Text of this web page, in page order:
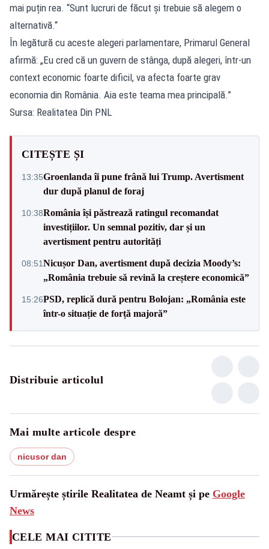
mai puțin rea. “Sunt lucruri de făcut și trebuie să alegem o
alternativă.“
În legătură cu aceste alegeri parlamentare, Primarul General
afirmă: „Eu cred că un guvern de stânga, după alegeri, într-un
context economic foarte dificil, va afecta foarte grav
economia din România. Aia este teama mea principală.”
Sursa: Realitatea Din PNL
CITEȘTE ȘI
13:35Groenlanda îi pune frână lui Trump. Avertisment
dur după planul de foraj
10:38România își păstrează ratingul recomandat
investițiilor. Un semnal pozitiv, dar și un
avertisment pentru autorități
08:51Nicușor Dan, avertisment după decizia Moody’s:
„România trebuie să revină la creștere economică”
15:26PSD, replică dură pentru Bolojan: „România este
într-o situație de forță majoră”
Distribuie articolul
Mai multe articole despre
nicusor dan
Urmărește știrile Realitatea de Neamt și pe Google
News
CELE MAI CITITE